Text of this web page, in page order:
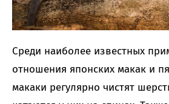
Среди наиболее известных
отношения японских макак и
макаки регулярно чистят